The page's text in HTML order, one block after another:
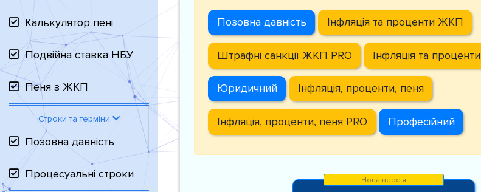
Калькулятор пені
Подвійна ставка НБУ
Пеня з ЖКП
Строки та терміни
Позовна давність
Процесуальні строки
Позовна давність Інфляція та проценти ЖКП
Штрафні санкції ЖКП PRO Інфляція та проценти
Юридичний Інфляція, проценти, пеня
Інфляція, проценти, пеня PRO Професійний